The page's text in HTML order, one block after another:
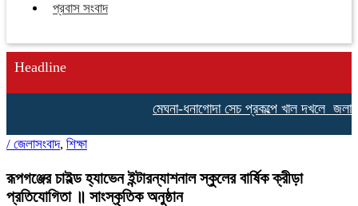
প্রবাস সংবাদ
Headline
মেঘনা-ধনাগোদা সেচ প্রকল্পে খাল দখলে
/ জেলাসংবাদ, শিক্ষা
রূপগঞ্জের চাইল্ড হ্যাভেন ইন্টারন্যাশনাল স্কুলের বার্ষিক ক্রীড়া
প্রতিযোগিতা ॥ সাংস্কৃতিক অনুষ্ঠান